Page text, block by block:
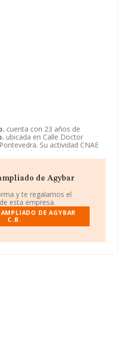
cuenta con 23 años de
ubicada en Calle Doctor
Su actividad CNAE
de contabilidad,
y asesoría fiscal. El modelo
de Agybar
y te regalamos el
esta empresa.
DE AGYBAR
C.B.